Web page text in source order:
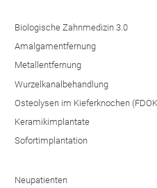
Biologische Zahnmedizin 3.0
Amalgamentfernung
Metallentfernung
Wurzelkanalbehandlung
Osteolysen im Kieferknochen
Keramikimplantate
Sofortimplantation
Neupatienten